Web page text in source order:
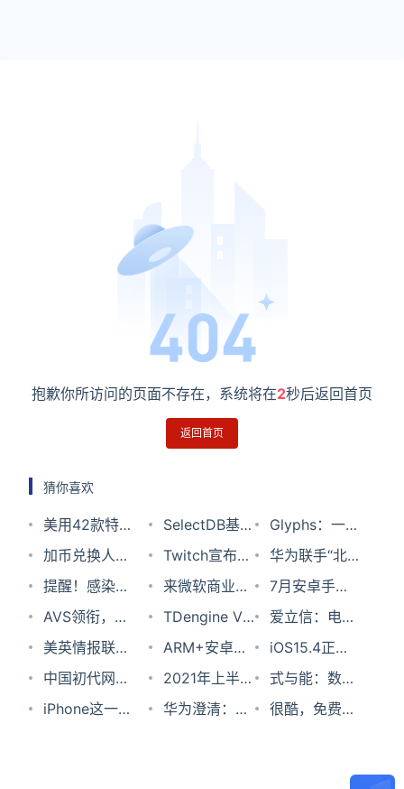
抱歉你所访问的页面不存在，系统将在2秒后返回首页
返回首页
猜你喜欢
美用42款特种
武器网攻“北
京时间”：时
间差一皮秒就
后果严重
SelectDB基于
Apache
Doris开发的
新一代实时数
据仓库
Glyphs：一个
开源、可编
辑、全功能的
图标设计系统
加币兑换人民
币汇率2024
年4月28日
Twitch宣布将
退出韩国：当
地网络费用太
贵了！
华为联手“北
斗”、4年打磨
昆仑玻璃……
揭秘 Mate 50
背后的技术故
事！
提醒！感染新
冠后，医生不
建议做的10件
事
来微软商业应
用行业解决方
案路演会，于
香茗论道中共
赢未来！
7月安卓手机
性价比榜单出
炉：Redmi夺
下双冠！
AVS领衔，全
自主8K专业摄
像机研发启动
TDengine VS
InfluxDB写入
性能大PK!
爱立信：电信
行业能源成本
与无线设备等
投资规模相当
美英情报联盟
的未来
ARM+安卓虚
拟化云服务领
导者“多多云”
iOS15.4正式
版发布，戴口
罩解锁/男妈
中国初代网游
经理人瞄准元
2021年上半年
海洋领域世界
式与能：数字
化转型升级的
iPhone这一棘
华为澄清：轮
很酷，免费的